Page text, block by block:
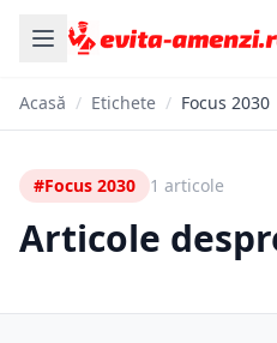
Acasă / Etichete / Focus 2030
#Focus 2030 1 articole
Articole